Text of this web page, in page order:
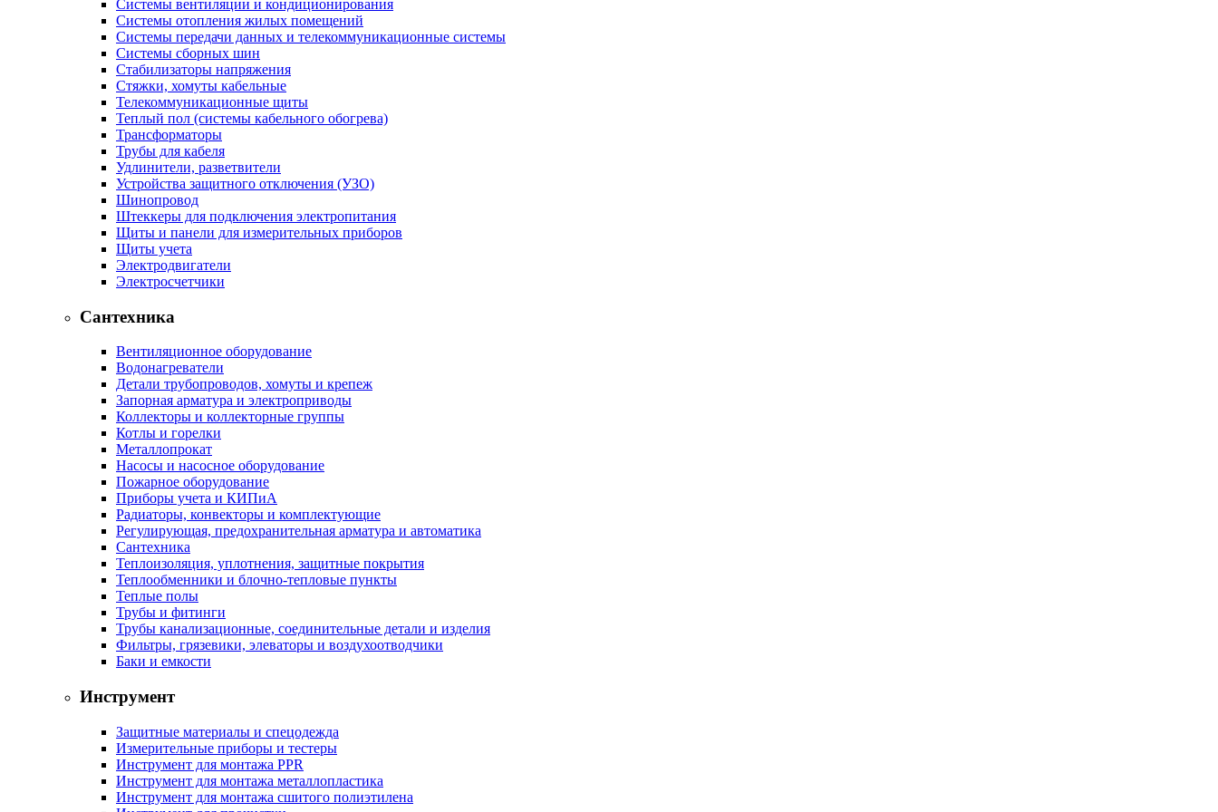
Системы вентиляции и кондиционирования
Системы отопления жилых помещений
Системы передачи данных и телекоммуникационные системы
Системы сборных шин
Стабилизаторы напряжения
Стяжки, хомуты кабельные
Телекоммуникационные щиты
Теплый пол (системы кабельного обогрева)
Трансформаторы
Трубы для кабеля
Удлинители, разветвители
Устройства защитного отключения (УЗО)
Шинопровод
Штеккеры для подключения электропитания
Щиты и панели для измерительных приборов
Щиты учета
Электродвигатели
Электросчетчики
Сантехника
Вентиляционное оборудование
Водонагреватели
Детали трубопроводов, хомуты и крепеж
Запорная арматура и электроприводы
Коллекторы и коллекторные группы
Котлы и горелки
Металлопрокат
Насосы и насосное оборудование
Пожарное оборудование
Приборы учета и КИПиА
Радиаторы, конвекторы и комплектующие
Регулирующая, предохранительная арматура и автоматика
Сантехника
Теплоизоляция, уплотнения, защитные покрытия
Теплообменники и блочно-тепловые пункты
Теплые полы
Трубы и фитинги
Трубы канализационные, соединительные детали и изделия
Фильтры, грязевики, элеваторы и воздухоотводчики
Баки и емкости
Инструмент
Защитные материалы и спецодежда
Измерительные приборы и тестеры
Инструмент для монтажа PPR
Инструмент для монтажа металлопластика
Инструмент для монтажа сшитого полиэтилена